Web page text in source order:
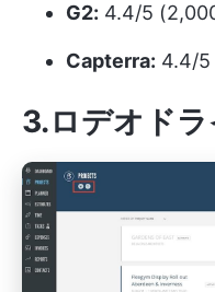
G2: 4.4/5
Capterra: 4.4/5
3.ロデオド